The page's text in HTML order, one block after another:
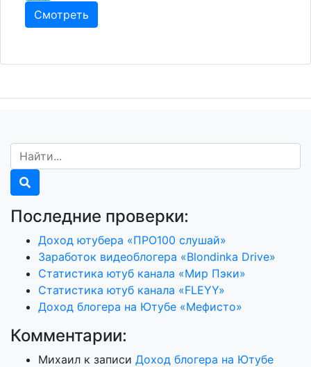
Смотреть
Последние проверки:
Доход ютубера «ПРО100 слушай»
Заработок видеоблогера «Blondinka Drive»
Статистика ютуб канала «Мир Пэки»
Статистика ютуб канала «FLEYY»
Доход блогера на Ютубе «Мефисто»
Комментарии:
Михаил к записи Доход блогера на Ютубе